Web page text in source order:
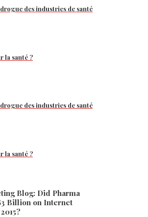
des industries de santé
la santé ?
des industries de santé
la santé ?
Blog: Did Pharma
Billion on Internet